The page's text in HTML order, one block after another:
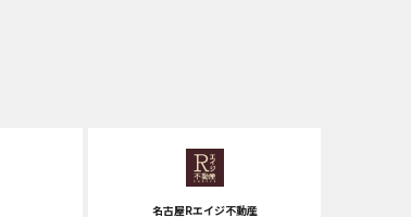
名古屋Rエイジ不動産